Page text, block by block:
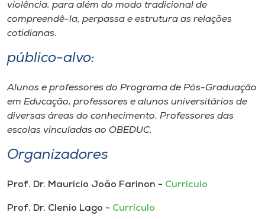
violência, para além do modo tradicional de
compreendê-la, perpassa e estrutura as relações
cotidianas.
público-alvo:
Alunos e professores do Programa de Pós-Graduação
em Educação, professores e alunos universitários de
diversas áreas do conhecimento. Professores das
escolas vinculadas ao OBEDUC.
Organizadores
Prof. Dr. Mauricio João Farinon - Currículo
Prof. Dr. Clenio Lago - Currículo